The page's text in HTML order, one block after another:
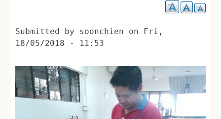
Submitted by soonchien on Fri,
18/05/2018 - 11:53